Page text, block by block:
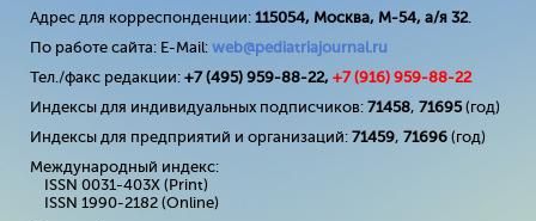
Адрес для корреспонденции: 115054, Москва, М-54, а/я 32.
По работе сайта: E-Mail: web@pediatriajournal.ru
Тел./факс редакции: +7 (495) 959-88-22, +7 (916) 959-88-22
Индексы для индивидуальных подписчиков: 71458, 71695(год)
Индексы для предприятий и организаций: 71459, 71696 (год)
Международный индекс:
ISSN 0031-403X (Print)
ISSN 1990-2182 (Online)